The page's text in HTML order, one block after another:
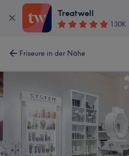
Treatwell
130K
Friseure in der Nähe